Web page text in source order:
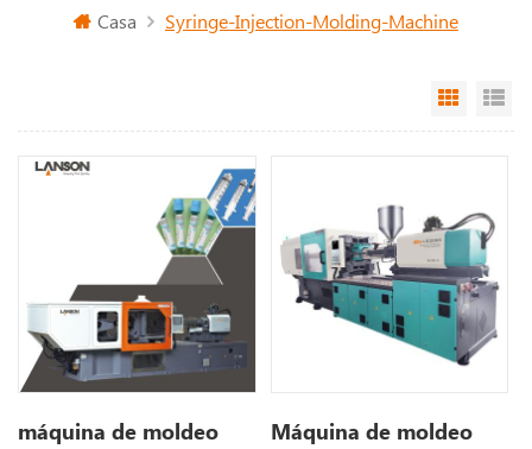
Casa Syringe-Injection-Molding-Machine
Grid
máquina de moldeo
Máquina de moldeo